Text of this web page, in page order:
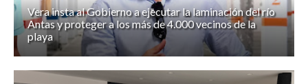
Vera insta al Gobierno a ejecutar la laminación del río
Antas y proteger a los más de 4.000 vecinos de la
playa